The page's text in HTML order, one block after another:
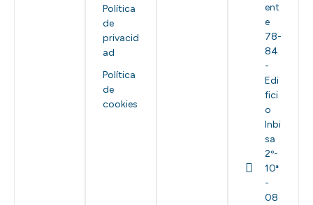
Política
de
privacid
ad
Política
de
cookies
ent
e
78-
84
-
Edi
fici
o
Inbi
sa
2º-
10ª
-
08